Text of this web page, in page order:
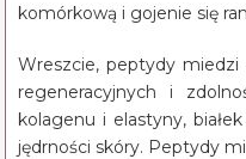
komórkową i gojenie się
Wreszcie, peptydy miedzi
regeneracyjnych i
kolagenu i elastyny,
jędrności skóry. Peptydy